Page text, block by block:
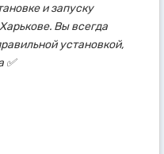
и запуску
Вы всегда
установкой,
✅